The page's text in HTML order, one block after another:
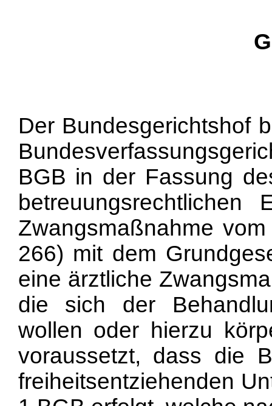
Der Bundesgerichtshof
BGB in der Fassung
Zwangsmaßnahme
266) mit dem
eine ärztliche
die sich der
wollen oder hierzu
voraussetzt, dass die
freiheitsentziehenden